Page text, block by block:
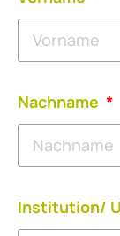
Nachname
Institution/